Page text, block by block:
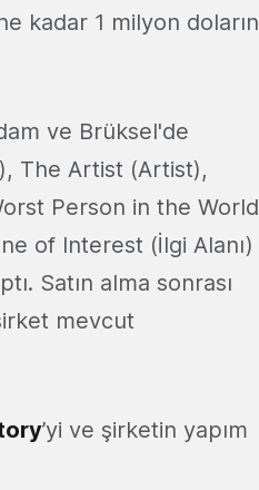
kadar 1 milyon doların
ve Brüksel'de
The Artist (Artist),
Person in the World
of Interest (İlgi Alanı)
Satın alma sonrası
mevcut
’yi ve şirketin yapım